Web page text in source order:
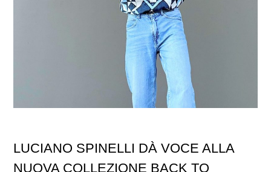
LUCIANO SPINELLI DÀ VOCE ALLA
NUOVA COLLEZIONE BACK TO